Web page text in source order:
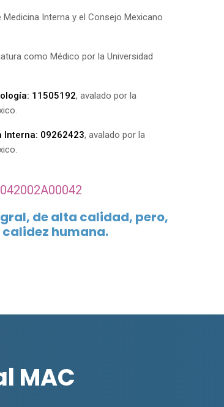
Interna y el Consejo Mexicano
como Médico por la Universidad
11505192, avalado por la
Interna: 09262423, avalado por la
de alta calidad, pero,
humana.
MAC